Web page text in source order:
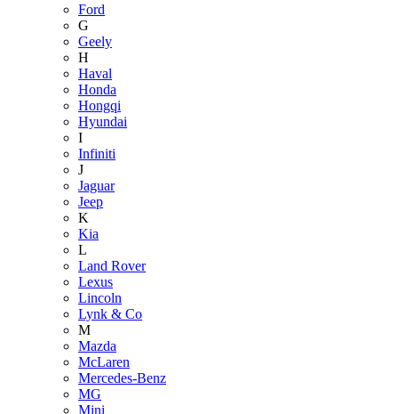
Ford
G
Geely
H
Haval
Honda
Hongqi
Hyundai
I
Infiniti
J
Jaguar
Jeep
K
Kia
L
Land Rover
Lexus
Lincoln
Lynk & Co
M
Mazda
McLaren
Mercedes-Benz
MG
Mini